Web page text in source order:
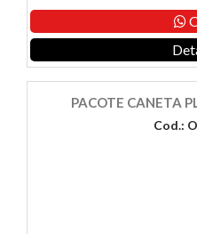
PACOTE CANETA
Cod.: